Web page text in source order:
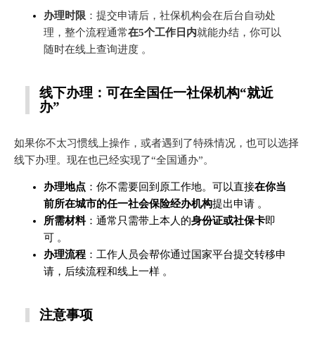
办理时限 ：提交申请后，社保机构会在后台自动处
理，整个流程通常在5个工作日内就能办结，你可以
随时在线上查询进度 。
线下办理：可在全国任一社保机构“就近
办”
如果你不太习惯线上操作，或者遇到了特殊情况，也可以选择
线下办理。现在也已经实现了“全国通办”。
办理地点 ：你不需要回到原工作地。可以直接在你当
前所在城市的任一社会保险经办机构提出申请 。
所需材料：通常只需带上本人的身份证或社保卡即
可 。
办理流程 ：工作人员会帮你通过国家平台提交转移申
请，后续流程和线上一样 。
注意事项